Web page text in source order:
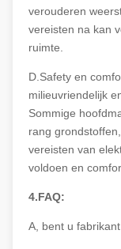
verouderen
vereisten na kan
ruimte.
D.Safety en
milieuvriendelijk
Sommige
rang
vereisten van
voldoen en
4.FAQ:
A, bent u